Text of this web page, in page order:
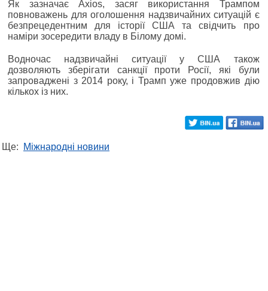
Як зазначає Axios, засяг використання Трампом
повноважень для оголошення надзвичайних ситуацій є
безпрецедентним для історії США та свідчить про
наміри зосередити владу в Білому домі.
Водночас надзвичайні ситуації у США також
дозволяють зберігати санкції проти Росії, які були
запроваджені з 2014 року, і Трамп уже продовжив дію
кількох із них.
Ще: Міжнародні новини